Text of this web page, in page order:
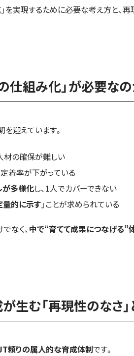
を実現するために必要な考え方と、
仕組み化」が必要なの
迎えています。
材の確保が難しい
着率が下がっている
が多様化し、1人でカバーできない
的に示す」ことが求められている
なく、中で“育てて成果につなげる”
生む「再現性のなさ」
頼りの属人的な育成体制です。